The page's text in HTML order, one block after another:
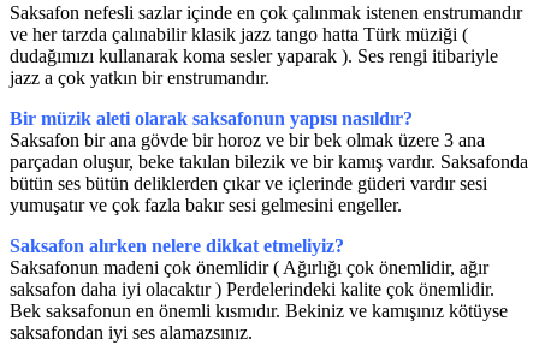
Saksafon nefesli sazlar içinde en çok çalınmak istenen enstrumandır
ve her tarzda çalınabilir klasik jazz tango hatta Türk müziği (
dudağımızı kullanarak koma sesler yaparak ). Ses rengi itibariyle
jazz a çok yatkın bir enstrumandır.
Bir müzik aleti olarak saksafonun yapısı nasıldır?
Saksafon bir ana gövde bir horoz ve bir bek olmak üzere 3 ana
parçadan oluşur, beke takılan bilezik ve bir kamış vardır. Saksafonda
bütün ses bütün deliklerden çıkar ve içlerinde güderi vardır sesi
yumuşatır ve çok fazla bakır sesi gelmesini engeller.
Saksafon alırken nelere dikkat etmeliyiz?
Saksafonun madeni çok önemlidir ( Ağırlığı çok önemlidir, ağır
saksafon daha iyi olacaktır ) Perdelerindeki kalite çok önemlidir.
Bek saksafonun en önemli kısmıdır. Bekiniz ve kamışınız kötüyse
saksafondan iyi ses alamazsınız.